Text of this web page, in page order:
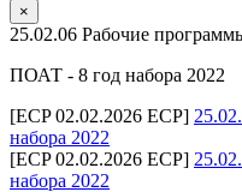
×
25.02.06 Рабочие
ПОАТ - 8 год набора 2022
[ECP 02.02.2026 ECP]
набора 2022
[ECP 02.02.2026 ECP]
набора 2022